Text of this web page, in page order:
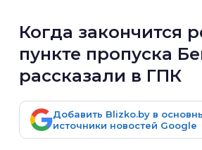
Когда закончится
пункте пропуска
рассказали в ГПК
Добавить Blizko.by в
источники новостей Google